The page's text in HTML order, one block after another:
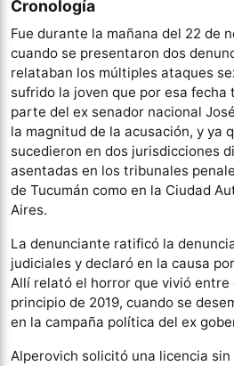
Cronología
Fue durante la mañana del 22 de
cuando se presentaron dos
relataban los múltiples ataques
sufrido la joven que por esa fecha
parte del ex senador nacional
la magnitud de la acusación, y ya
sucedieron en dos jurisdicciones
asentadas en los tribunales
de Tucumán como en la Ciudad
Aires.
La denunciante ratificó la
judiciales y declaró en la causa
Allí relató el horror que vivió entre
principio de 2019, cuando se
en la campaña política del ex
Alperovich solicitó una licencia sin